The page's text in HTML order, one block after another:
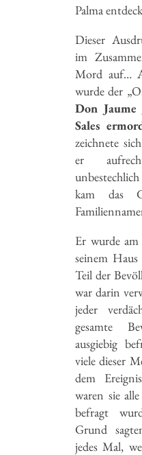
Palma
Dieser
im
Mord auf…
wurde der
Don
Sales
zeichnete
er
kam das
Er wurde
seinem
Teil der
war darin
jeder
gesamte
ausgiebig
viele dieser
dem
waren sie
befragt
Grund
jedes Mal,